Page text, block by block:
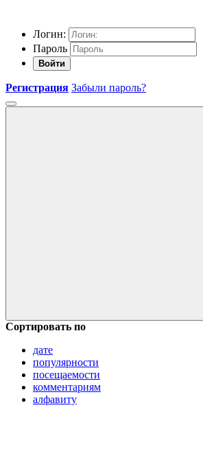
Логин:
Пароль
Войти
Регистрация Забыли пароль?
Сортировать по
дате
популярности
посещаемости
комментариям
алфавиту